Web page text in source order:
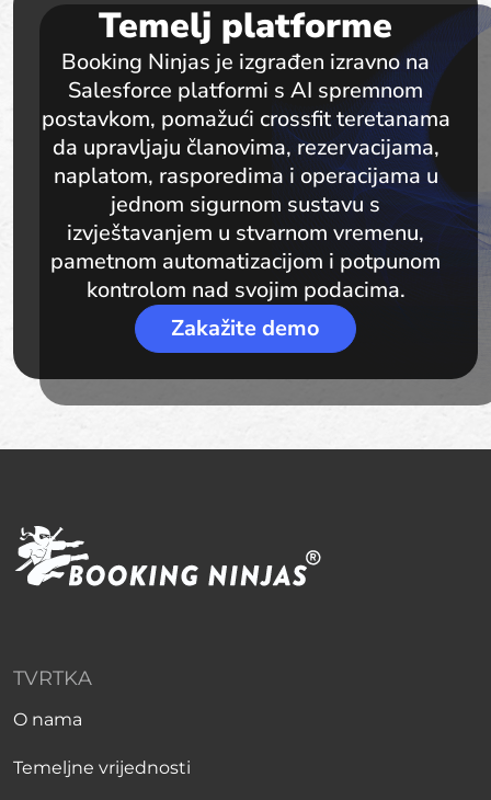
Temelj platforme
Booking Ninjas je izgrađen izravno na
Salesforce platformi s AI spremnom
postavkom, pomažući crossfit teretanama
da upravljaju članovima, rezervacijama,
naplatom, rasporedima i operacijama u
jednom sigurnom sustavu s
izvještavanjem u stvarnom vremenu,
pametnom automatizacijom i potpunom
kontrolom nad svojim podacima.
Zakažite demo
TVRTKA
O nama
Temeljne vrijednosti